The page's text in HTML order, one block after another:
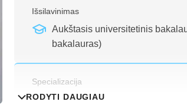
Išsilavinimas
Aukštasis universitetinis
bakalauras)
Specializacija
Asmeninė trenerė
RODYTI DAUGIAU